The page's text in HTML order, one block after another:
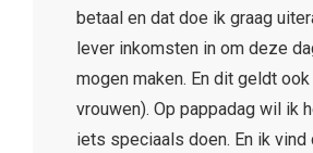
betaal en dat doe ik graag
lever inkomsten in om deze
mogen maken. En dit geldt
vrouwen). Op pappadag wil ik
iets speciaals doen. En ik vind